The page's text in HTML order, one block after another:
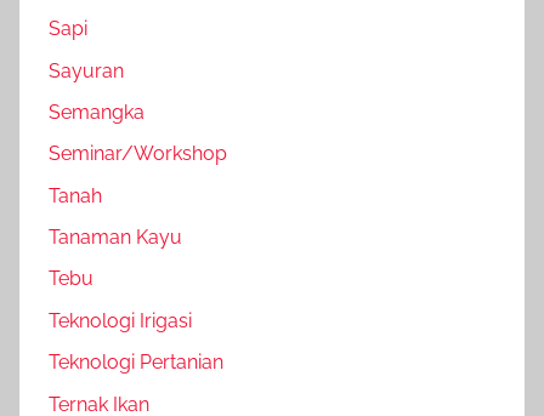
Sapi
Sayuran
Semangka
Seminar/Workshop
Tanah
Tanaman Kayu
Tebu
Teknologi Irigasi
Teknologi Pertanian
Ternak Ikan